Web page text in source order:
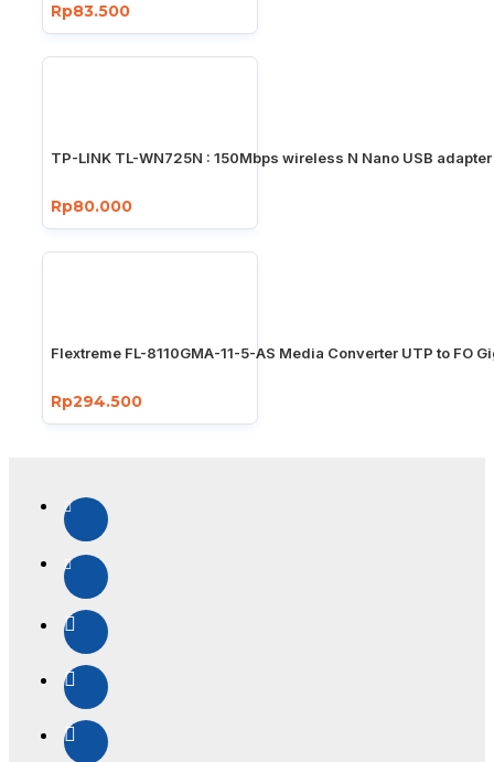
Rp83.500
TP-LINK TL-WN725N : 150Mbps wireless N Nano USB adapter
Rp80.000
Flextreme FL-8110GMA-11-5-AS Media Converter UTP to FO
Rp294.500